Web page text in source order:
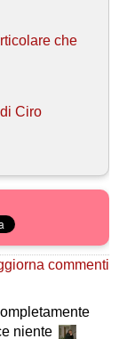
che
Ciro
commenti
niente